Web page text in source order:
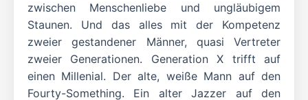
zwischen Menschenliebe und ungläubigem
Staunen. Und das alles mit der Kompetenz
zweier gestandener Männer, quasi Vertreter
zweier Generationen. Generation X trifft auf
einen Millenial. Der alte, weiße Mann auf den
Fourty-Something. Ein alter Jazzer auf den